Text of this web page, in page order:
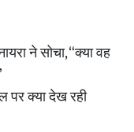
ने सोचा, “क्या वह
क्या देख रही